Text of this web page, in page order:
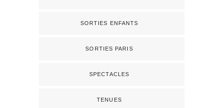
SORTIES ENFANTS
SORTIES PARIS
SPECTACLES
TENUES